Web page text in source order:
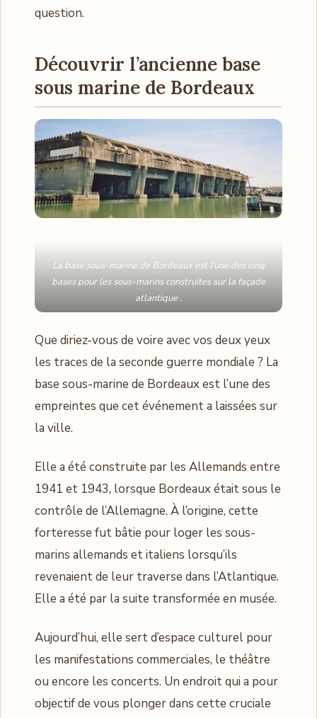
question.
Découvrir l’ancienne base
sous marine de Bordeaux
La base sous-marine de Bordeaux est l’une des cinq
bases pour les sous-marins construites sur la façade
atlantique .
Que diriez-vous de voire avec vos deux yeux
les traces de la seconde guerre mondiale ? La
base sous-marine de Bordeaux est l’une des
empreintes que cet événement a laissées sur
la ville.
Elle a été construite par les Allemands entre
1941 et 1943, lorsque Bordeaux était sous le
contrôle de l’Allemagne. À l’origine, cette
forteresse fut bâtie pour loger les sous-
marins allemands et italiens lorsqu’ils
revenaient de leur traverse dans l’Atlantique.
Elle a été par la suite transformée en musée.
Aujourd’hui, elle sert d’espace culturel pour
les manifestations commerciales, le théâtre
ou encore les concerts. Un endroit qui a pour
objectif de vous plonger dans cette cruciale